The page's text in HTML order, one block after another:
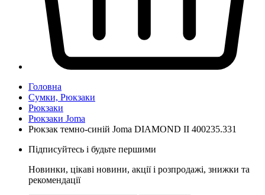
Головна
Сумки, Рюкзаки
Рюкзаки
Рюкзаки Joma
Рюкзак темно-синій Joma DIAMOND II 400235.331
Підписуйтесь і будьте першими
Новинки, цікаві новини, акції і розпродажі, знижки та
рекомендації